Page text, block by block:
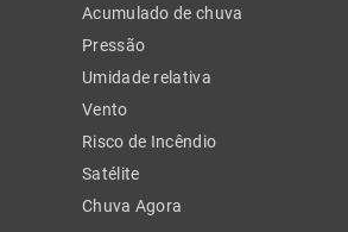
Acumulado de chuva
Pressão
Umidade relativa
Vento
Risco de Incêndio
Satélite
Chuva Agora